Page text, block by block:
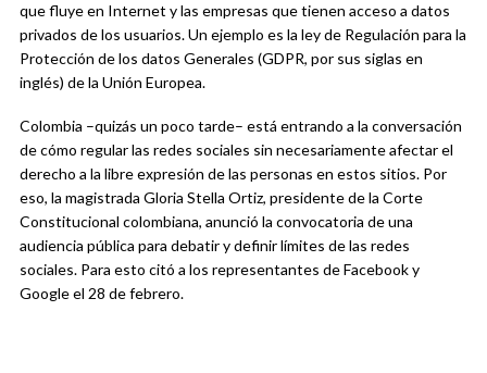
que fluye en Internet y las empresas que tienen acceso a datos
privados de los usuarios. Un ejemplo es la ley de Regulación para la
Protección de los datos Generales (GDPR, por sus siglas en
inglés) de la Unión Europea.
Colombia –quizás un poco tarde– está entrando a la conversación
de cómo regular las redes sociales sin necesariamente afectar el
derecho a la libre expresión de las personas en estos sitios. Por
eso, la magistrada Gloria Stella Ortiz, presidente de la Corte
Constitucional colombiana, anunció la convocatoria de una
audiencia pública para debatir y definir límites de las redes
sociales. Para esto citó a los representantes de Facebook y
Google el 28 de febrero.